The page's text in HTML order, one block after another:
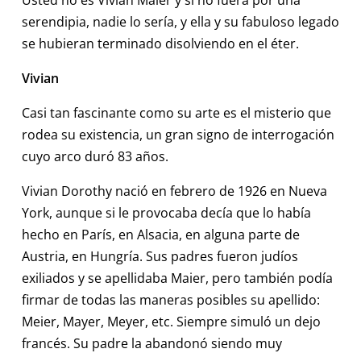
serendipia, nadie lo sería, y ella y su fabuloso legado
se hubieran terminado disolviendo en el éter.
Vivian
Casi tan fascinante como su arte es el misterio que
rodea su existencia, un gran signo de interrogación
cuyo arco duró 83 años.
Vivian Dorothy nació en febrero de 1926 en Nueva
York, aunque si le provocaba decía que lo había
hecho en París, en Alsacia, en alguna parte de
Austria, en Hungría. Sus padres fueron judíos
exiliados y se apellidaba Maier, pero también podía
firmar de todas las maneras posibles su apellido:
Meier, Mayer, Meyer, etc. Siempre simuló un dejo
francés. Su padre la abandonó siendo muy